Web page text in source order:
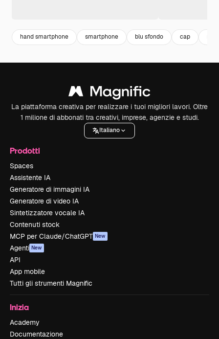
hand smartphone smartphone blu sfondo cap
La piattaforma creativa per realizzare i tuoi migliori lavori. Oltre
1 milione di abbonati tra creativi, imprese, agenzie e studi.
Italiano
Prodotti
Spaces
Assistente IA
Generatore di immagini IA
Generatore di video IA
Sintetizzatore vocale IA
Contenuti stock
MCP per Claude/ChatGPT New
Agenti New
API
App mobile
Tutti gli strumenti Magnific
Inizia
Academy
Documentazione